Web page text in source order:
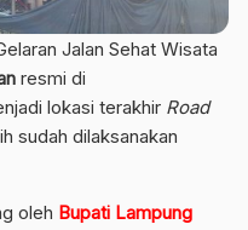
Jalan Sehat Wisata
resmi di
lokasi terakhir Road
sudah dilaksanakan
oleh Bupati Lampung